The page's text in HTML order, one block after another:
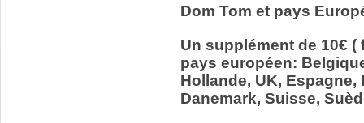
Dom Tom et pays
Un supplément de 10€
pays européen:
Hollande, UK,
Danemark, Suisse,